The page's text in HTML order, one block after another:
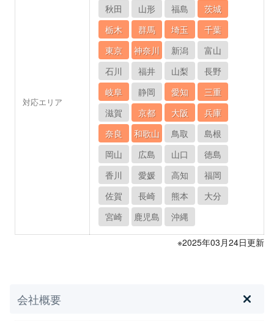
対応エリア
秋田
山形 福島
茨城
栃木
群馬 埼玉
千葉
東京
神奈川 新潟
富山
石川
福井 山梨
長野
岐阜
静岡 愛知
三重
滋賀
京都 大阪
兵庫
奈良
和歌山 鳥取
島根
岡山
広島 山口
徳島
香川
愛媛 高知
福岡
佐賀
長崎 熊本
大分
宮崎
鹿児島 沖縄
※2025年03月24日更新
会社概要